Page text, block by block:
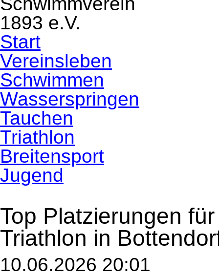
Navigation
überspringen
Start
Vereinsleben
Schwimmen
Wasserspringen
Tauchen
Triathlon
Breitensport
Jugend
Top Platzierungen
Triathlon in
10.06.2026 20:01